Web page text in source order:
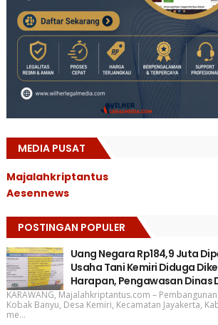
MEDIA PUSAT
Majalahkriptantus
Aesennews
POSTINGAN POPULER
Uang Negara Rp184,9 Juta
Usaha Tani Kemiri Diduga
Harapan, Pengawasan Dinas
KARAWANG, Majalahkriptantus.com –
Kobak Banyu, Desa Kemiri, Kecamatan Jayakerta,
me...